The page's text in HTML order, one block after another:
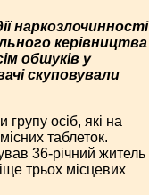
наркозлочинності
керівництва
обшуків у
скуповували
групу осіб, які на
таблеток.
36-річний житель
трьох місцевих